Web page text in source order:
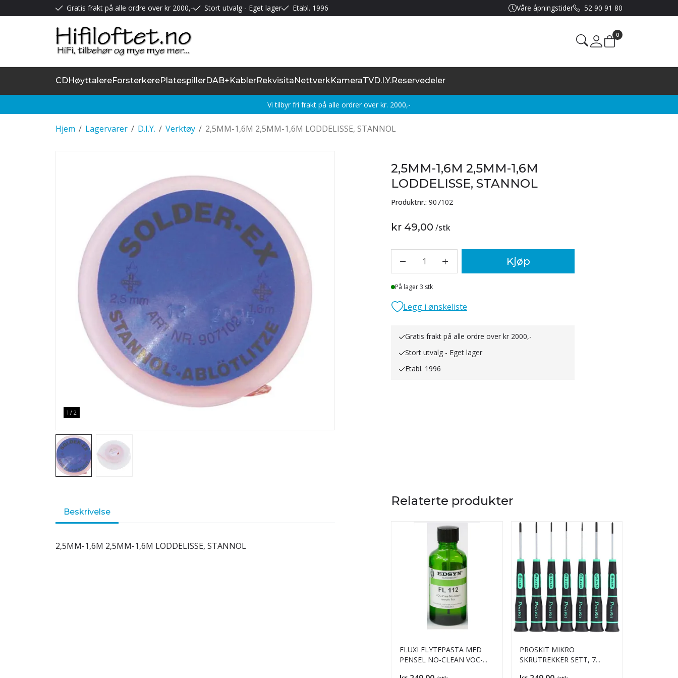
Gratis frakt på alle ordre over kr 2000,- Stort utvalg - Eget lager Etabl. 1996 Våre åpningstider 52 90 91 80
Mine sider
0
CDHøyttalereForsterkerePlatespillerDAB+KablerRekvisitaNettverkKameraTVD.I.Y.Reservedeler
Vi tilbyr fri frakt på alle ordrer over kr. 2000,-
/
Hjem /
Lagervarer /
D.I.Y. /
Verktøy 2,5MM-1,6M 2,5MM-1,6M LODDELISSE, STANNOL
1 / 2
2,5MM-1,6M 2,5MM-1,6M
LODDELISSE, STANNOL
Produktnr.: 907102
kr 49,00 /stk
1 Kjøp
Lager
På lager 3 stk
Legg i ønskeliste
Gratis frakt på alle ordre over kr 2000,-
Stort utvalg - Eget lager
Etabl. 1996
Beskrivelse
2,5MM-1,6M 2,5MM-1,6M LODDELISSE, STANNOL
Relaterte produkter
FLUXI FLYTEPASTA MED
PENSEL NO-CLEAN VOC-
PROSKIT MIKRO
SKRUTREKKER SETT, 7